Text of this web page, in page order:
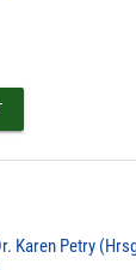
Karen Petry